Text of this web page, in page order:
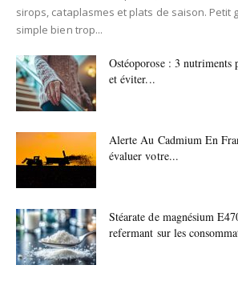
sirops, cataplasmes et plats de saison. Petit
simple bien trop...
Ostéoporose : 3
et éviter...
Alerte Au Cadmium En
évaluer votre...
Stéarate de magnésium
refermant sur les